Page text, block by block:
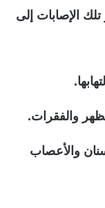
الإصابات إلى
والفقرات.
والأعصاب